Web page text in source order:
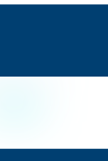
Professores